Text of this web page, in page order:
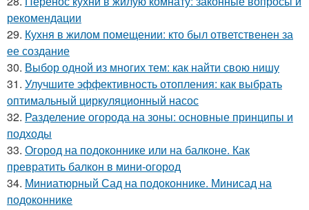
рекомендации
29. Кухня в жилом помещении: кто был ответственен за
ее создание
30. Выбор одной из многих тем: как найти свою нишу
31. Улучшите эффективность отопления: как выбрать
оптимальный циркуляционный насос
32. Разделение огорода на зоны: основные принципы и
подходы
33. Огород на подоконнике или на балконе. Как
превратить балкон в мини-огород
34. Миниатюрный Сад на подоконнике. Минисад на
подоконнике